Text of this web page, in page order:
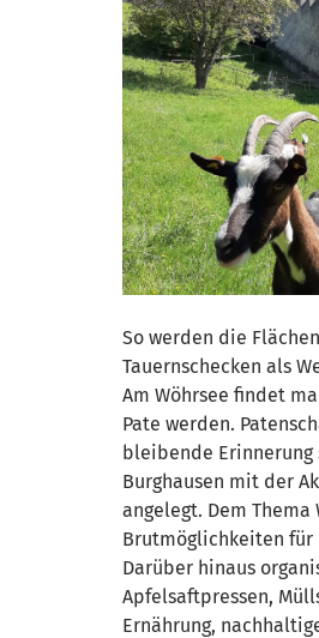
So werden die
Tauernschecken als
Am Wöhrsee findet
Pate werden.
bleibende Erinnerung
Burghausen mit der
angelegt. Dem
Brutmöglichkeiten für
Darüber hinaus
Apfelsaftpressen,
Ernährung,